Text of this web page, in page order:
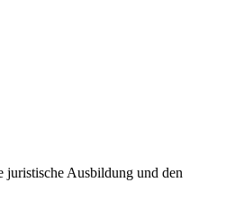
juristische Ausbildung und den